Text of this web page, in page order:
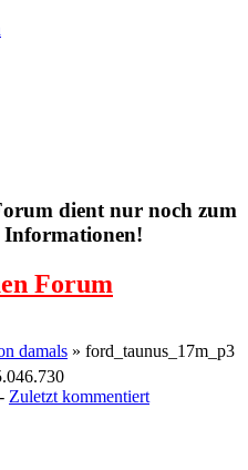
dient nur noch zum
Informationen!
Forum
damals » ford_taunus_17m_p3
- Zuletzt kommentiert